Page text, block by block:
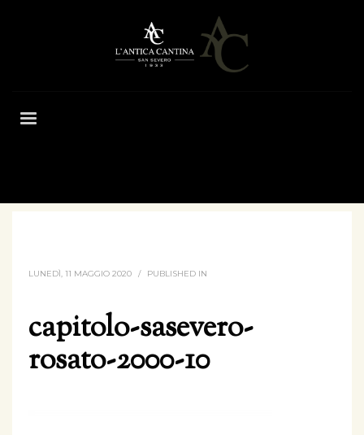
LUNEDÌ, 11 MAGGIO 2020 / PUBLISHED IN
capitolo-sasevero-
rosato-2000-10